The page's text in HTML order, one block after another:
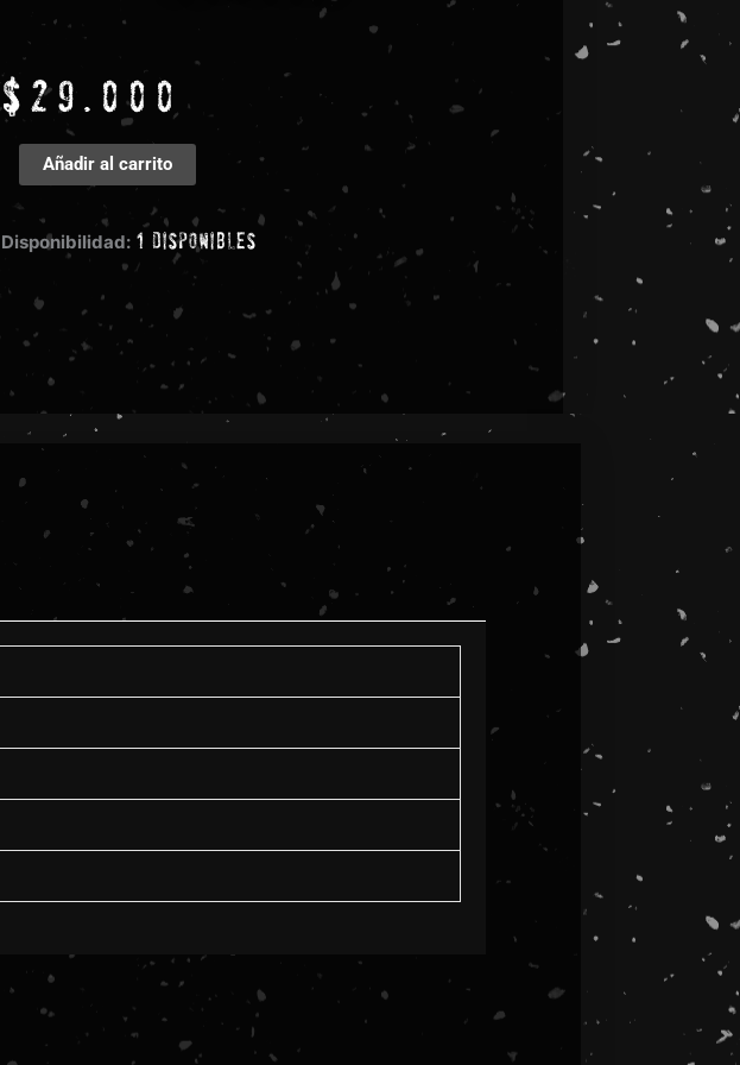
$ 29.000
Destroyer
666
Defiance
Añadir al carrito
Disponibilidad: 1 disponibles